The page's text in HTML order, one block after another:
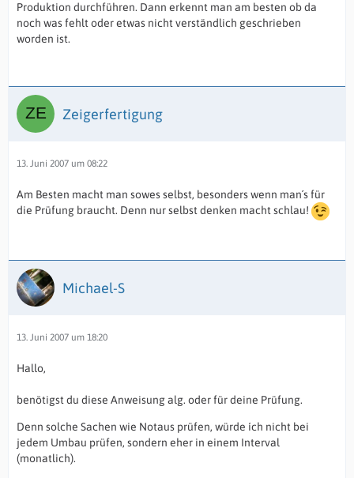
Produktion durchführen. Dann erkennt man am besten ob da
noch was fehlt oder etwas nicht verständlich geschrieben
worden ist.
Zeigerfertigung
13. Juni 2007 um 08:22
Am Besten macht man sowes selbst, besonders wenn man´s für
die Prüfung braucht. Denn nur selbst denken macht schlau!
Michael-S
13. Juni 2007 um 18:20
Hallo,
benötigst du diese Anweisung alg. oder für deine Prüfung.
Denn solche Sachen wie Notaus prüfen, würde ích nicht bei
jedem Umbau prüfen, sondern eher in einem Interval
(monatlich).